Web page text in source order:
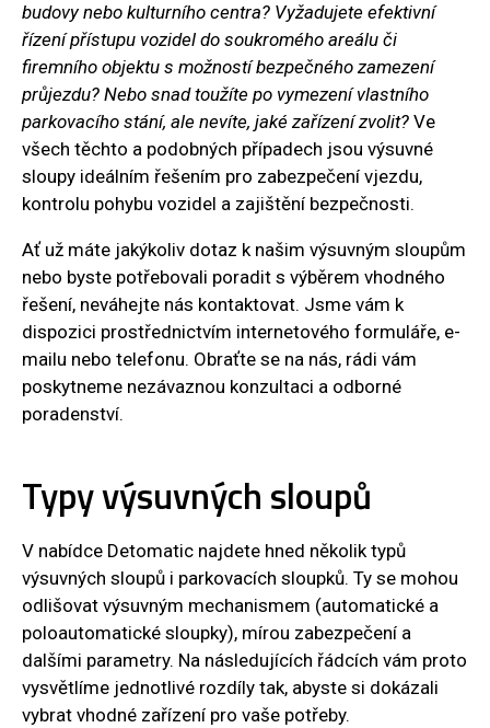
budovy nebo kulturního centra? Vyžadujete efektivní
řízení přístupu vozidel do soukromého areálu či
firemního objektu s možností bezpečného zamezení
průjezdu? Nebo snad toužíte po vymezení vlastního
parkovacího stání, ale nevíte, jaké zařízení zvolit? Ve
všech těchto a podobných případech jsou výsuvné
sloupy ideálním řešením pro zabezpečení vjezdu,
kontrolu pohybu vozidel a zajištění bezpečnosti.
Ať už máte jakýkoliv dotaz k našim výsuvným sloupům
nebo byste potřebovali poradit s výběrem vhodného
řešení, neváhejte nás kontaktovat. Jsme vám k
dispozici prostřednictvím internetového formuláře, e-
mailu nebo telefonu. Obraťte se na nás, rádi vám
poskytneme nezávaznou konzultaci a odborné
poradenství.
Typy výsuvných sloupů
V nabídce Detomatic najdete hned několik typů
výsuvných sloupů i parkovacích sloupků. Ty se mohou
odlišovat výsuvným mechanismem (automatické a
poloautomatické sloupky), mírou zabezpečení a
dalšími parametry. Na následujících řádcích vám proto
vysvětlíme jednotlivé rozdíly tak, abyste si dokázali
vybrat vhodné zařízení pro vaše potřeby.